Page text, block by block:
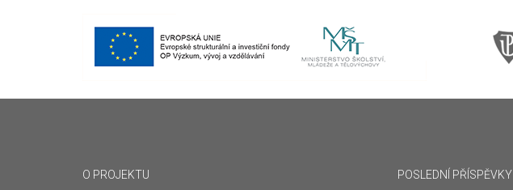
O PROJEKTU POSLEDNÍ PŘÍSPĚVKY